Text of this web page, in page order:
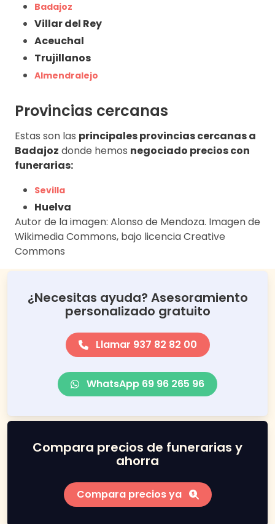
Badajoz
Villar del Rey
Aceuchal
Trujillanos
Almendralejo
Provincias cercanas
Estas son las principales provincias cercanas a
Badajoz donde hemos negociado precios con
funerarias:
Sevilla
Huelva
Autor de la imagen: Alonso de Mendoza. Imagen de
Wikimedia Commons, bajo licencia Creative
Commons
¿Necesitas ayuda? Asesoramiento
personalizado gratuito
Llamar 937 82 82 00
WhatsApp 69 96 265 96
Compara precios de funerarias y
ahorra
Compara precios ya